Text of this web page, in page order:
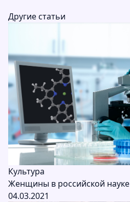
Другие статьи
Культура
Женщины в российской науке
04.03.2021